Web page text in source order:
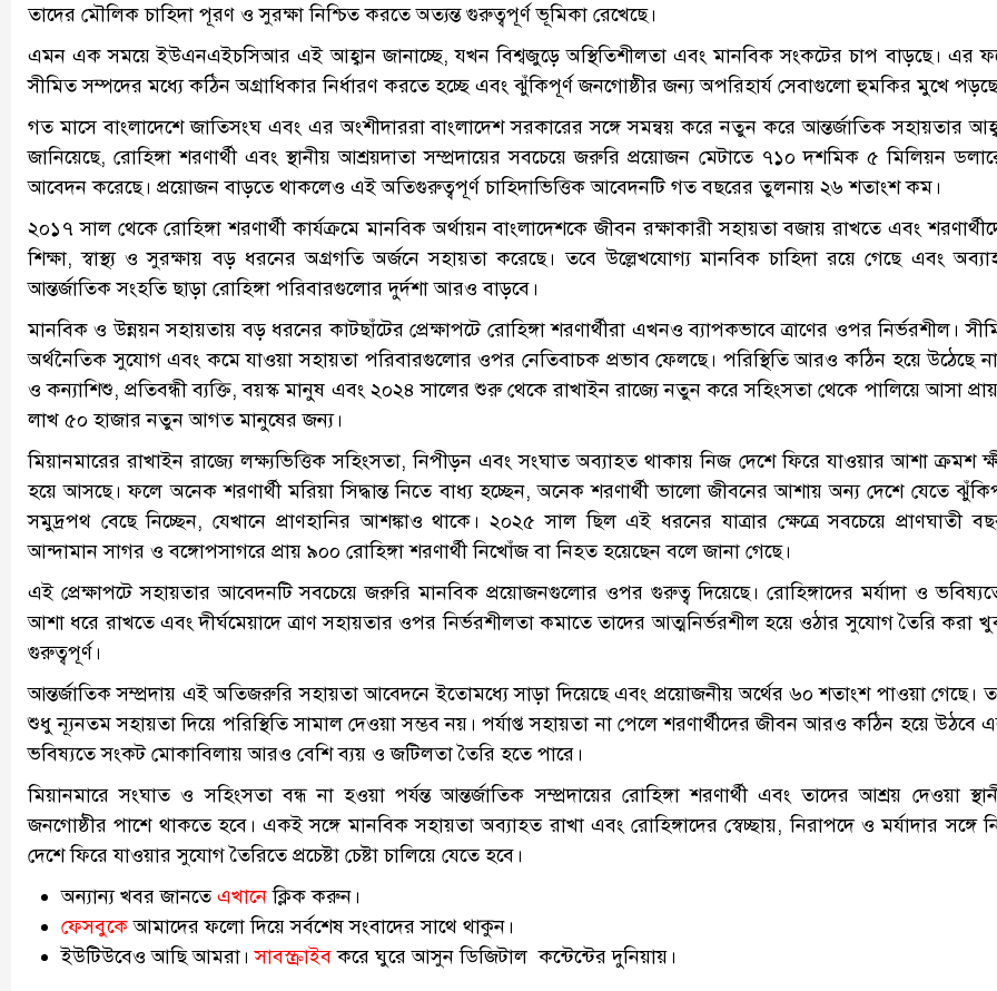
তাদের মৌলিক চাহিদা পূরণ ও সুরক্ষা নিশ্চিত করতে অত্যন্ত গুরুত্বপূর্ণ ভূমিকা রেখেছে।
এমন এক সময়ে ইউএনএইচসিআর এই আহ্বান জানাচ্ছে, যখন বিশ্বজুড়ে অস্থিতিশীলতা এবং মানবিক সংকটের চাপ বাড়ছে। এর
সীমিত সম্পদের মধ্যে কঠিন অগ্রাধিকার নির্ধারণ করতে হচ্ছে এবং ঝুঁকিপূর্ণ জনগোষ্ঠীর জন্য অপরিহার্য সেবাগুলো হুমকির মুখে
গত মাসে বাংলাদেশে জাতিসংঘ এবং এর অংশীদাররা বাংলাদেশ সরকারের সঙ্গে সমন্বয় করে নতুন করে আন্তর্জাতিক সহায়তার
জানিয়েছে, রোহিঙ্গা শরণার্থী এবং স্থানীয় আশ্রয়দাতা সম্প্রদায়ের সবচেয়ে জরুরি প্রয়োজন মেটাতে ৭১০ দশমিক ৫ মিলিয়ন
আবেদন করেছে। প্রয়োজন বাড়তে থাকলেও এই অতিগুরুত্বপূর্ণ চাহিদাভিত্তিক আবেদনটি গত বছরের তুলনায় ২৬ শতাংশ কম।
২০১৭ সাল থেকে রোহিঙ্গা শরণার্থী কার্যক্রমে মানবিক অর্থায়ন বাংলাদেশকে জীবন রক্ষাকারী সহায়তা বজায় রাখতে এবং
শিক্ষা, স্বাস্থ্য ও সুরক্ষায় বড় ধরনের অগ্রগতি অর্জনে সহায়তা করেছে। তবে উল্লেখযোগ্য মানবিক চাহিদা রয়ে গেছে এবং
আন্তর্জাতিক সংহতি ছাড়া রোহিঙ্গা পরিবারগুলোর দুর্দশা আরও বাড়বে।
মানবিক ও উন্নয়ন সহায়তায় বড় ধরনের কাটছাঁটের প্রেক্ষাপটে রোহিঙ্গা শরণার্থীরা এখনও ব্যাপকভাবে ত্রাণের ওপর নির্ভরশীল।
অর্থনৈতিক সুযোগ এবং কমে যাওয়া সহায়তা পরিবারগুলোর ওপর নেতিবাচক প্রভাব ফেলছে। পরিস্থিতি আরও কঠিন হয়ে উঠেছে
ও কন্যাশিশু, প্রতিবন্ধী ব্যক্তি, বয়স্ক মানুষ এবং ২০২৪ সালের শুরু থেকে রাখাইন রাজ্যে নতুন করে সহিংসতা থেকে পালিয়ে আসা
লাখ ৫০ হাজার নতুন আগত মানুষের জন্য।
মিয়ানমারের রাখাইন রাজ্যে লক্ষ্যভিত্তিক সহিংসতা, নিপীড়ন এবং সংঘাত অব্যাহত থাকায় নিজ দেশে ফিরে যাওয়ার আশা ক্রমশ
হয়ে আসছে। ফলে অনেক শরণার্থী মরিয়া সিদ্ধান্ত নিতে বাধ্য হচ্ছেন, অনেক শরণার্থী ভালো জীবনের আশায় অন্য দেশে যেতে
সমুদ্রপথ বেছে নিচ্ছেন, যেখানে প্রাণহানির আশঙ্কাও থাকে। ২০২৫ সাল ছিল এই ধরনের যাত্রার ক্ষেত্রে সবচেয়ে প্রাণঘাতী
আন্দামান সাগর ও বঙ্গোপসাগরে প্রায় ৯০০ রোহিঙ্গা শরণার্থী নিখোঁজ বা নিহত হয়েছেন বলে জানা গেছে।
এই প্রেক্ষাপটে সহায়তার আবেদনটি সবচেয়ে জরুরি মানবিক প্রয়োজনগুলোর ওপর গুরুত্ব দিয়েছে। রোহিঙ্গাদের মর্যাদা ও
আশা ধরে রাখতে এবং দীর্ঘমেয়াদে ত্রাণ সহায়তার ওপর নির্ভরশীলতা কমাতে তাদের আত্মনির্ভরশীল হয়ে ওঠার সুযোগ তৈরি করা
গুরুত্বপূর্ণ।
আন্তর্জাতিক সম্প্রদায় এই অতিজরুরি সহায়তা আবেদনে ইতোমধ্যে সাড়া দিয়েছে এবং প্রয়োজনীয় অর্থের ৬০ শতাংশ পাওয়া গেছে।
শুধু ন্যূনতম সহায়তা দিয়ে পরিস্থিতি সামাল দেওয়া সম্ভব নয়। পর্যাপ্ত সহায়তা না পেলে শরণার্থীদের জীবন আরও কঠিন হয়ে উঠবে
ভবিষ্যতে সংকট মোকাবিলায় আরও বেশি ব্যয় ও জটিলতা তৈরি হতে পারে।
মিয়ানমারে সংঘাত ও সহিংসতা বন্ধ না হওয়া পর্যন্ত আন্তর্জাতিক সম্প্রদায়ের রোহিঙ্গা শরণার্থী এবং তাদের আশ্রয় দেওয়া
জনগোষ্ঠীর পাশে থাকতে হবে। একই সঙ্গে মানবিক সহায়তা অব্যাহত রাখা এবং রোহিঙ্গাদের স্বেচ্ছায়, নিরাপদে ও মর্যাদার সঙ্গে
দেশে ফিরে যাওয়ার সুযোগ তৈরিতে প্রচেষ্টা চেষ্টা চালিয়ে যেতে হবে।
অন্যান্য খবর জানতেএখানেক্লিক করুন।
ফেসবুকেআমাদের ফলো দিয়ে সর্বশেষ সংবাদের সাথে থাকুন।
ইউটিউবেও আছি আমরা। সাবস্ক্রাইবকরে ঘুরে আসুন ডিজিটাল কন্টেন্টের দুনিয়ায়।